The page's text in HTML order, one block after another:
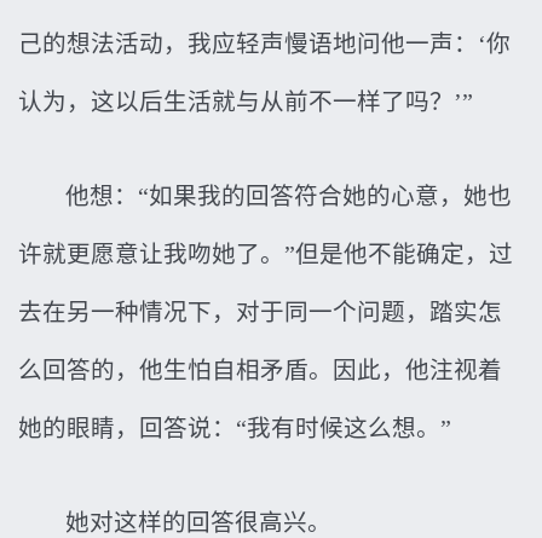
己的想法活动，我应轻声慢语地问他一声：‘你
认为，这以后生活就与从前不一样了吗？’”
他想：“如果我的回答符合她的心意，她也
许就更愿意让我吻她了。”但是他不能确定，过
去在另一种情况下，对于同一个问题，踏实怎
么回答的，他生怕自相矛盾。因此，他注视着
她的眼睛，回答说：“我有时候这么想。”
她对这样的回答很高兴。